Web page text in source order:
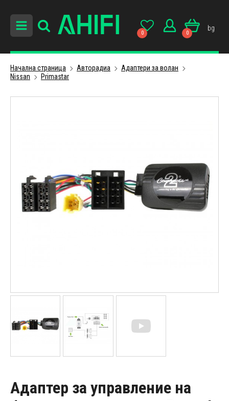
0 0
bg
Начална страница Авторадиa
Адаптери за волан
Nissan
Primastar
Адаптер за управление на